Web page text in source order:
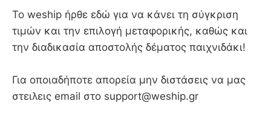
To weship ήρθε εδώ για να κάνει τη σύγκριση
τιμών και την επιλογή μεταφορικής, καθώς και
την διαδικασία αποστολής δέματος παιχνιδάκι!
Για οποιαδήποτε απορεία μην διστάσεις να μας
στειλεις email στο support@weship.gr